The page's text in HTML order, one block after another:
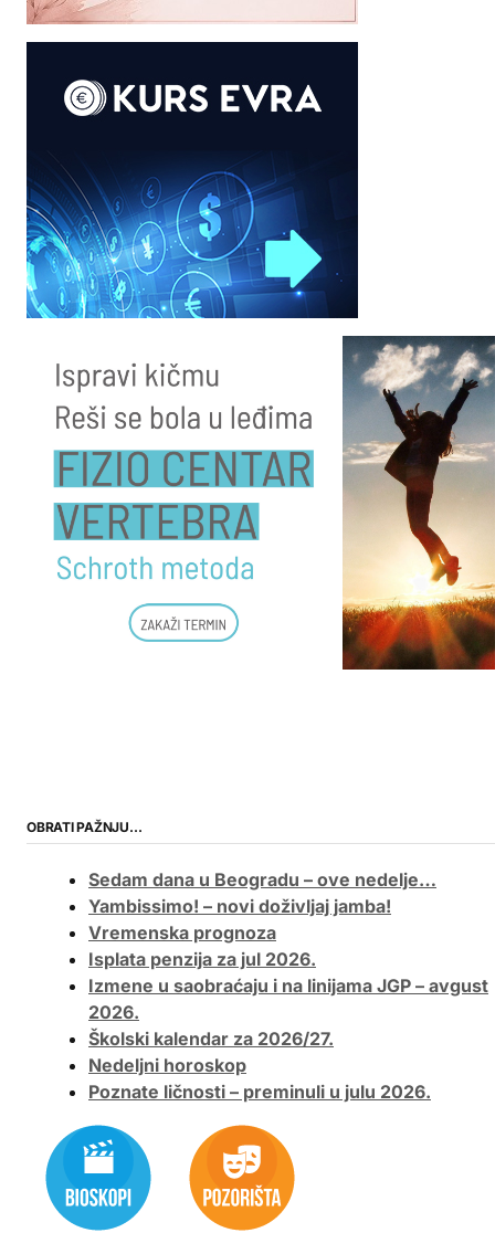
OBRATI PAŽNJU…
Sedam dana u Beogradu – ove nedelje…
Yambissimo! – novi doživljaj jamba!
Vremenska prognoza
Isplata penzija za jul 2026.
Izmene u saobraćaju i na linijama JGP – avgust
2026.
Školski kalendar za 2026/27.
Nedeljni horoskop
Poznate ličnosti – preminuli u julu 2026.